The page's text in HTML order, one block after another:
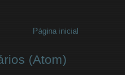
Página inicial
(Atom)